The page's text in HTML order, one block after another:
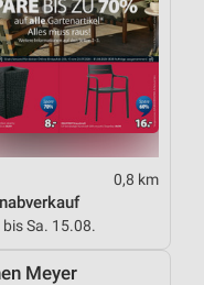
0,8 km
Sa. 15.08.
Meyer